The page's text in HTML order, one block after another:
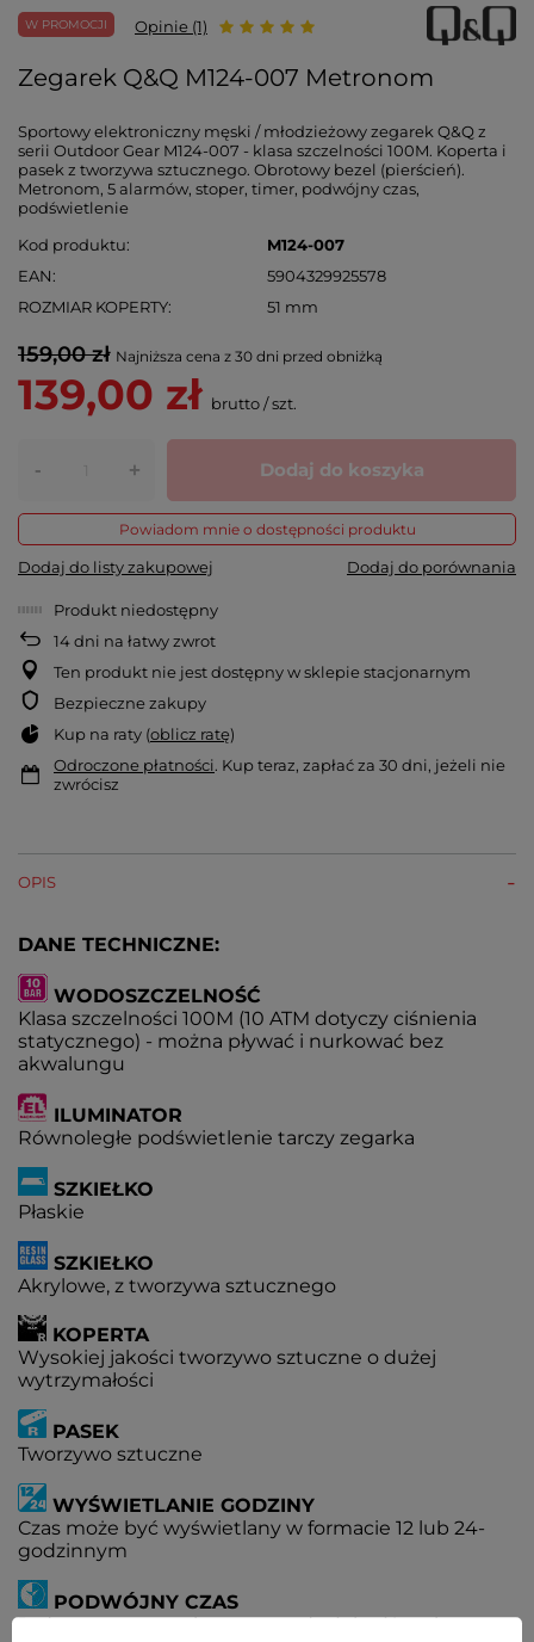
W PROMOCJI Opinie (1)
Zegarek Q&Q M124-007 Metronom
Sportowy elektroniczny męski / młodzieżowy zegarek Q&Q z
serii Outdoor Gear M124-007 - klasa szczelności 100M. Koperta i
pasek z tworzywa sztucznego. Obrotowy bezel (pierścień).
Metronom, 5 alarmów, stoper, timer, podwójny czas,
podświetlenie
Kod produktu
M124-007
EAN
5904329925578
ROZMIAR KOPERTY
51 mm
159,00 zł Najniższa cena z 30 dni przed obniżką
139,00 zł brutto/szt.
- + Dodaj do koszyka
Powiadom mnie o dostępności produktu
Dodaj do listy zakupowej Dodaj do porównania
Produkt niedostępny
14dni na łatwy zwrot
Ten produkt nie jest dostępny w sklepie stacjonarnym
Bezpieczne zakupy
Kup na raty (oblicz ratę)
Odroczone płatności. Kup teraz, zapłać za 30 dni, jeżeli nie
zwrócisz
OPIS
DANE TECHNICZNE:
WODOSZCZELNOŚĆ
Klasa szczelności 100M (10 ATM dotyczy ciśnienia
statycznego) - można pływać i nurkować bez
akwalungu
ILUMINATOR
Równoległe podświetlenie tarczy zegarka
SZKIEŁKO
Płaskie
SZKIEŁKO
Akrylowe, z tworzywa sztucznego
KOPERTA
Wysokiej jakości tworzywo sztuczne o dużej
wytrzymałości
PASEK
Tworzywo sztuczne
WYŚWIETLANIE GODZINY
Czas może być wyświetlany w formacie 12 lub 24-
godzinnym
PODWÓJNY CZAS
Jednoczesny pomiar czasu w dwóch różnych